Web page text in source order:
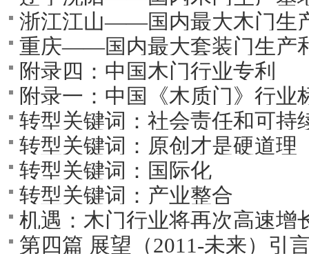
浙江江山――国内最大木门生
重庆――国内最大套装门生产
附录四：中国木门行业专利
附录一：中国《木质门》行业
转型关键词：社会责任和可持
转型关键词：原创才是硬道理
转型关键词：国际化
转型关键词：产业整合
机遇：木门行业将再次高速增
第四篇 展望（2011-未来）引